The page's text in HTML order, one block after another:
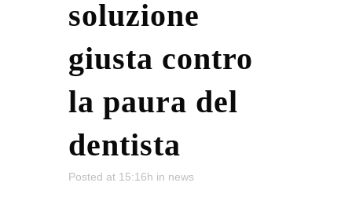
soluzione
giusta contro
la paura del
dentista
Posted at 15:16h in news